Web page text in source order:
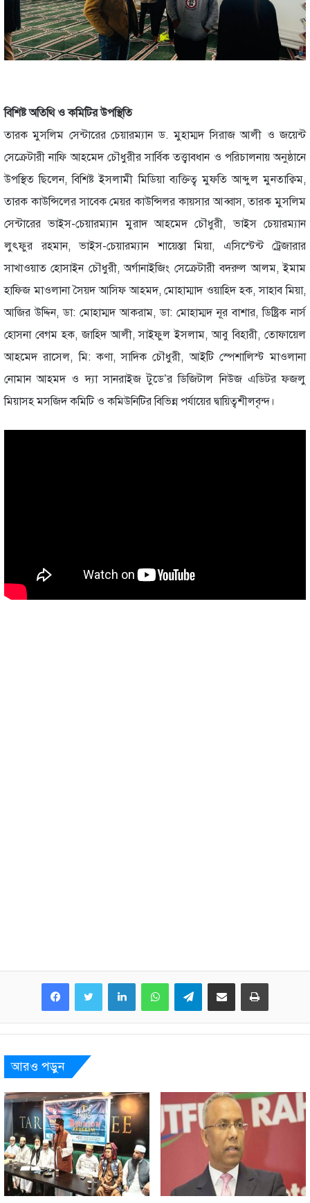
বিশিষ্ট অতিথি ও কমিটির উপস্থিতি
তারক মুসলিম সেন্টারের চেয়ারম্যান ড. মুহাম্মদ সিরাজ আলী ও জয়েন্ট
সেক্রেটারী নাফি আহমেদ চৌধুরীর সার্বিক তত্ত্বাবধান ও পরিচালনায় অনুষ্ঠানে
উপস্থিত ছিলেন, বিশিষ্ট ইসলামী মিডিয়া ব্যক্তিত্ব মুফতি আব্দুল মুনতাক্বিম,
তারক কাউন্সিলের সাবেক মেয়র কাউন্সিলর কায়সার আব্বাস, তারক মুসলিম
সেন্টারের ভাইস-চেয়ারম্যান মুরাদ আহমেদ চৌধুরী, ভাইস চেয়ারম্যান
লুৎফুর রহমান, ভাইস-চেয়ারম্যান শায়েস্তা মিয়া, এসিস্টেন্ট ট্রেজারার
সাখাওয়াত হোসাইন চৌধুরী, অর্গানাইজিং সেক্রেটারী বদরুল আলম, ইমাম
হাফিজ মাওলানা সৈয়দ আসিফ আহমদ, মোহাম্মাদ ওয়াহিদ হক, সাহাব মিয়া,
আজির উদ্দিন, ডা: মোহাম্মদ আকরাম, ডা: মোহাম্মদ নূর বাশার, ডিষ্ট্রিক নার্স
হোসনা বেগম হক, জাহিদ আলী, সাইফুল ইসলাম, আবু বিহারী, তোফায়েল
আহমেদ রাসেল, মি: কণা, সাদিক চৌধুরী, আইটি স্পেশালিস্ট মাওলানা
নোমান আহমদ ও দ্যা সানরাইজ টুডে’র ডিজিটাল নিউজ এডিটর ফজলু
মিয়াসহ মসজিদ কমিটি ও কমিউনিটির বিভিন্ন পর্যায়ের দ্বায়িত্বশীলবৃন্দ।
LinkedInWhatsAppTelegramShare via Email Print
আরও পড়ুন